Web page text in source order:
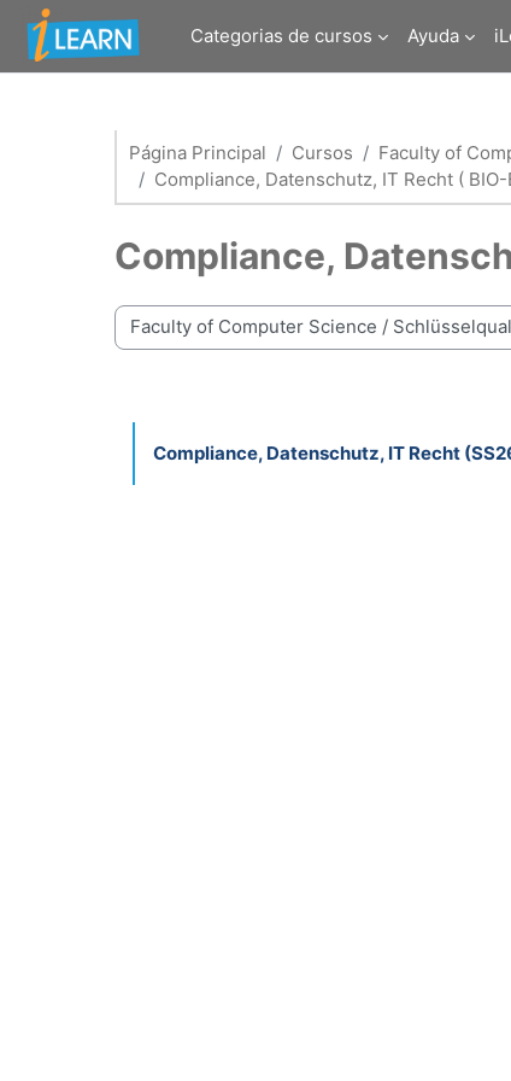
Salta al contenido principal
Categorias de cursos
Ayuda
Página Principal Cursos Faculty of
Compliance, Datenschutz, IT Recht (
Compliance,
Categorías
Compliance, Datenschutz, IT Recht